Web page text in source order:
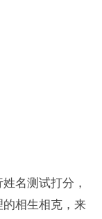
名测试打分，
相生相克，来